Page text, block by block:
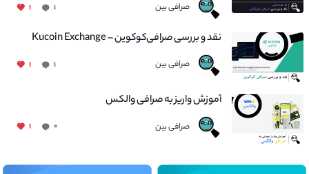
صرافی بین ۱ ۱
نقد و بررسی صرافی‌کوکوین – Kucoin Exchange
صرافی بین ۱ ۱
آموزش واریز به صرافی والکس
صرافی بین ۰ ۱